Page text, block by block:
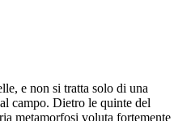
e non si tratta solo di una
campo. Dietro le quinte del
metamorfosi voluta fortemente